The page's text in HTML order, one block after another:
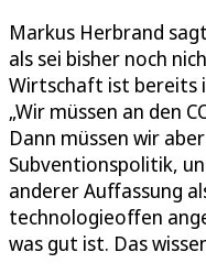
Markus Herbrand
als sei bisher noch
Wirtschaft ist bereits
„Wir müssen an den
Dann müssen wir
Subventionspolitik,
anderer Auffassung
technologieoffen
was gut ist. Das